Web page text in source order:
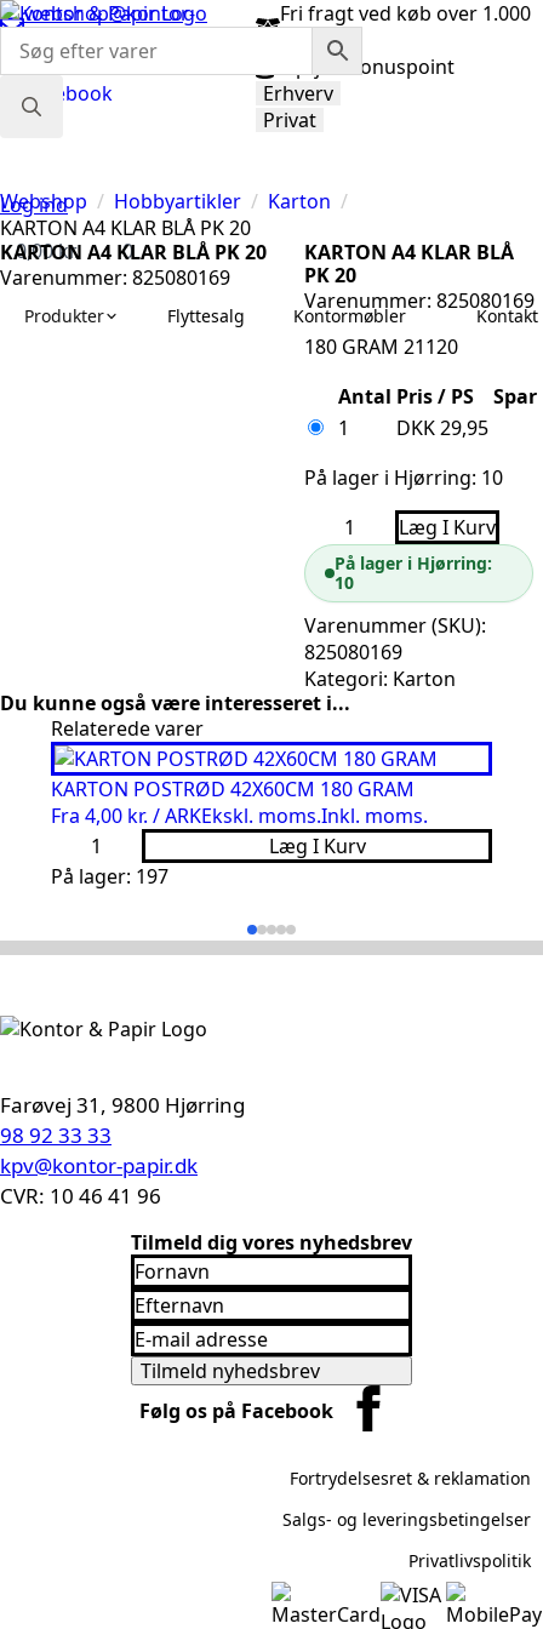
webshop@kontor-
papir.dk
98 92 33 33
Facebook
Fri fragt ved køb over 1.000
Optjen bonuspoint
Erhverv
Privat
Log ind
0,00kr. 0
Produkter Flyttesalg Kontormøbler
Webshop Hobbyartikler
Karton
KARTON A4 KLAR BLÅ PK 20
KARTON A4 KLAR BLÅ PK 20
Varenummer: 825080169
KARTON A4 KLAR BLÅ
PK 20
Varenummer: 825080169
180 GRAM 21120
Antal Pris / PS
Spar
1
DKK29,95
På lager i Hjørring: 10
KARTON
KLAR
BLÅ
PK
20
antal
Læg I Kurv
På lager i Hjørring:
10
Varenummer (SKU):
825080169
Kategori: Karton
Du kunne også være interesseret i...
Relaterede varer
KARTON POSTRØD 42X60CM 180 GRAM
Fra 4,00 kr. / ARKEkskl. moms.Inkl. moms.
KARTON
POSTRØD
42X60CM
antal
Læg I Kurv
På lager: 197
Farøvej 31, 9800 Hjørring
98 92 33 33
kpv@kontor-papir.dk
CVR: 10 46 41 96
Tilmeld dig vores nyhedsbrev
Fornavn
*
Efternavn
*
Email
*
Tilmeld nyhedsbrev
Følg os på Facebook
Fortrydelsesret & reklamation
Salgs- og leveringsbetingelser
Privatlivspolitik